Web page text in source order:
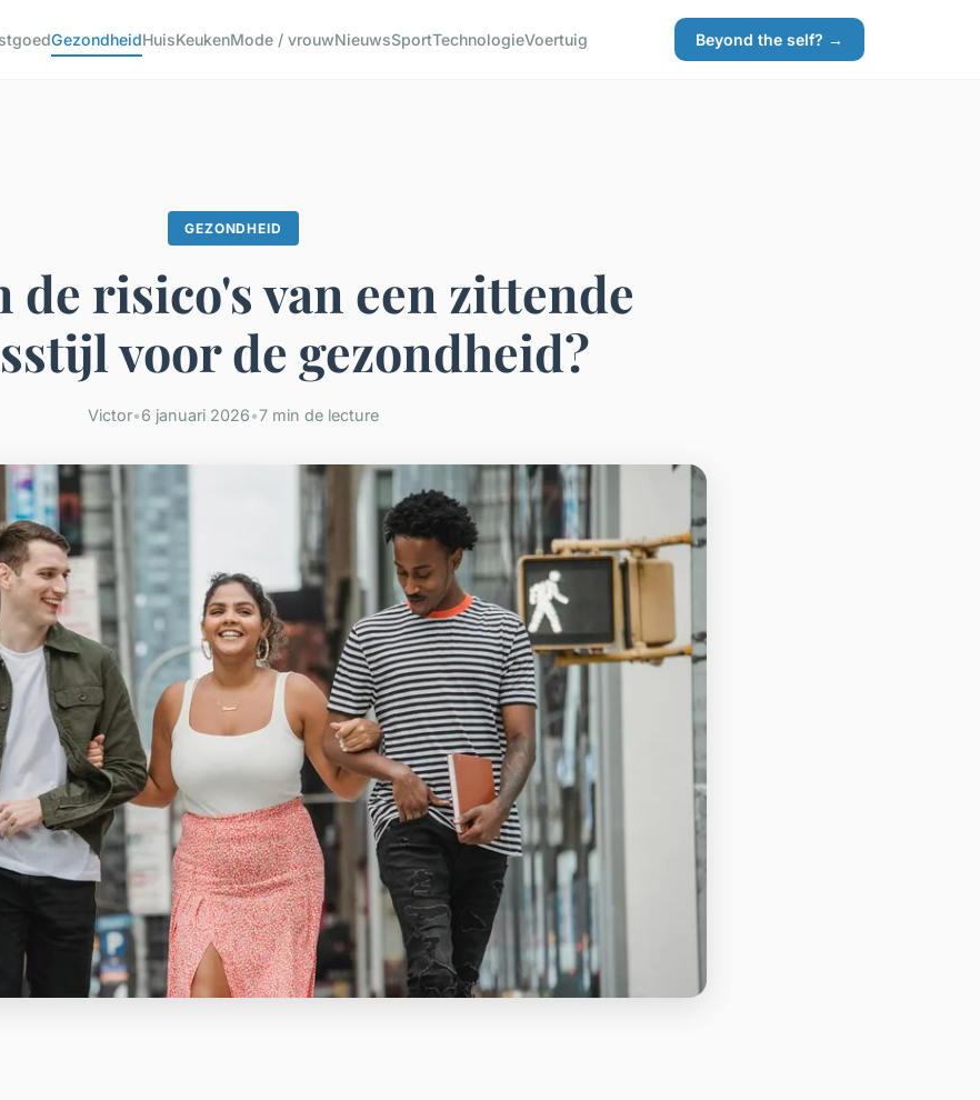
GezondheidHuisKeukenMode / vrouwNieuwsSportTechnologieVoertuig Beyond the self? →
GEZONDHEID
de risico's van een zittende
voor de gezondheid?
Victor•6 januari 2026•7 min de lecture